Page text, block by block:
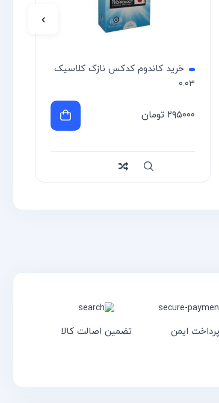
کدکس نازک کلاسیک
کاندوم کدکس
۳۲۵۰۰۰
›
پرداخت ایمن تضمین اصالت کالا